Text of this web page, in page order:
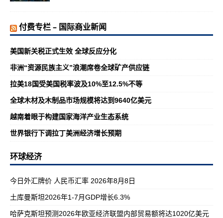
付费专栏 – 国际商业新闻
美国新关税正式生效 全球反应分化
非洲“资源民族主义”浪潮席卷全球矿产供应链
拉美18国受美国税率波及10%至12.5%不等
全球木材及木制品市场规模将达到9640亿美元
越南着眼于构建国家海洋产业生态系统
世界银行下调拉丁美洲经济增长预期
环球经济
今日外汇牌价 人民币汇率 2026年8月8日
土库曼斯坦2026年1-7月GDP增长6.3%
哈萨克斯坦预测2026年欧亚经济联盟内部贸易额将达1020亿美元